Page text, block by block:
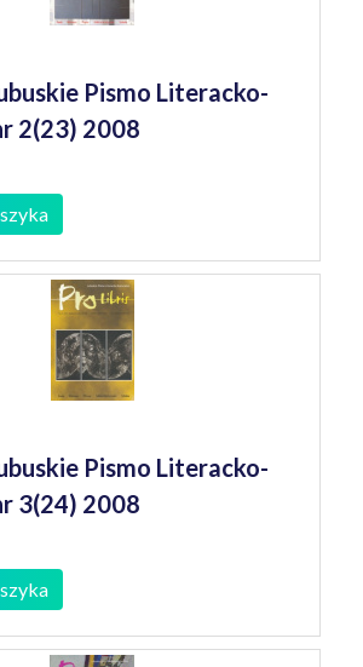
Pismo Literacko-
2(23) 2008
Pismo Literacko-
3(24) 2008